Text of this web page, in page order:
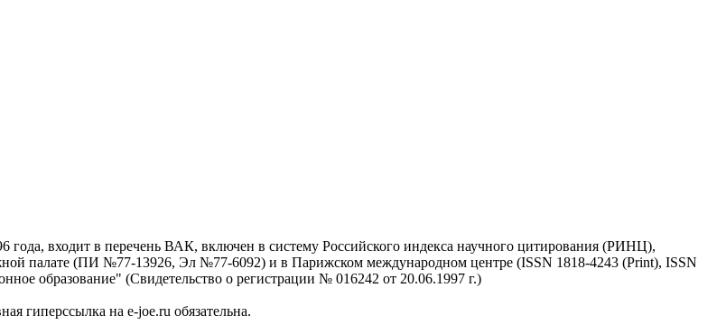
входит в перечень ВАК, включен в систему Российского индекса научного цитирования (РИНЦ),
палате (ПИ №77-13926, Эл №77-6092) и в Парижском международном центре (ISSN 1818-4243 (Print), ISSN
образование" (Свидетельство о регистрации № 016242 от 20.06.1997 г.)
гиперссылка на e-joe.ru обязательна.